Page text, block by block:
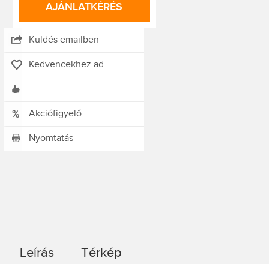
AJÁNLATKÉRÉS
Küldés emailben
Kedvencekhez ad
Akciófigyelő
Nyomtatás
Leírás Térkép